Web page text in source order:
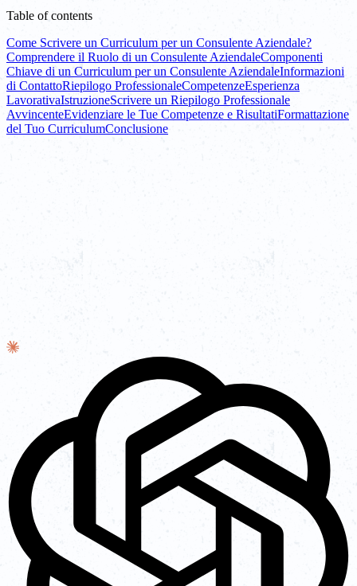
Table of contents
Come Scrivere un Curriculum per un Consulente Aziendale?
Comprendere il Ruolo di un Consulente AziendaleComponenti
Chiave di un Curriculum per un Consulente AziendaleInformazioni
di ContattoRiepilogo ProfessionaleCompetenzeEsperienza
LavorativaIstruzioneScrivere un Riepilogo Professionale
AvvincenteEvidenziare le Tue Competenze e RisultatiFormattazione
del Tuo CurriculumConclusione